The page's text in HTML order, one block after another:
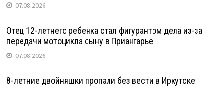
07.08.2026
Отец 12-летнего ребенка стал фигурантом дела из-за
передачи мотоцикла сыну в Приангарье
07.08.2026
8-летние двойняшки пропали без вести в Иркутске